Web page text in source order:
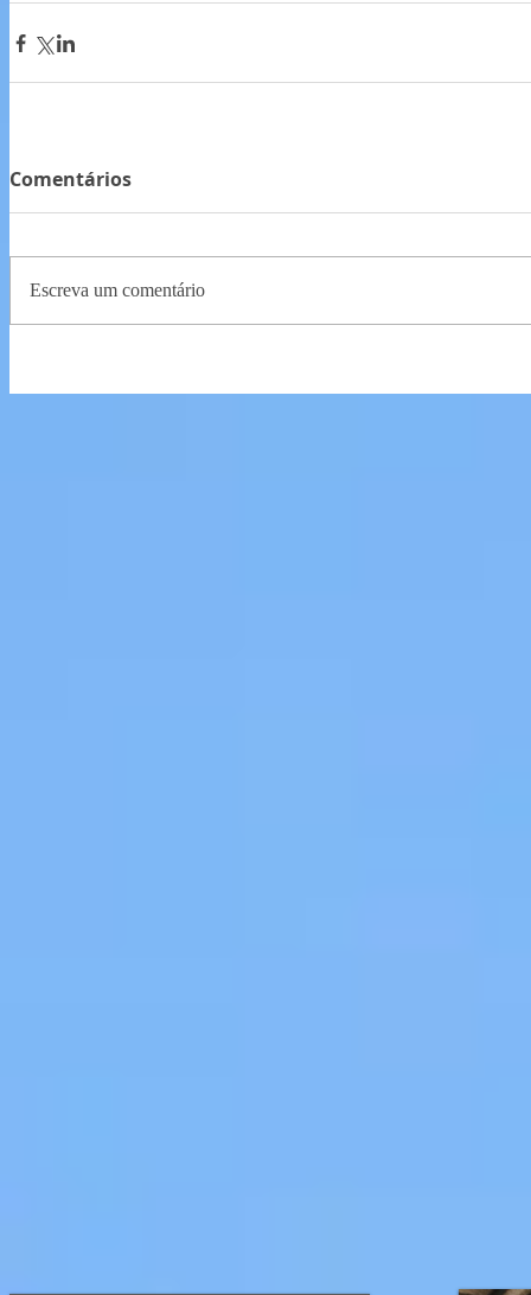
Comentários
Escreva um comentário